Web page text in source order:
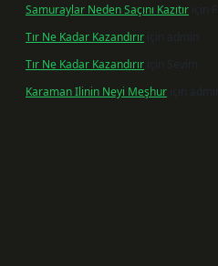
Samuraylar Neden Saçını Kazıtır için
Tır Ne Kadar Kazandırır için
admin
Tır Ne Kadar Kazandırır için Sevim
Karaman Ilinin Neyi Meşhur için admin